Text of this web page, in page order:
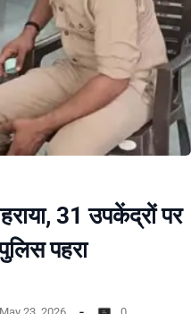
31 उपकेंद्रों पर
पहरा